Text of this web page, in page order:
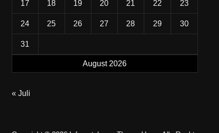
August 2026
17 18 19 20 21 22 23
24 25 26 27 28 29 30
31
« Juli